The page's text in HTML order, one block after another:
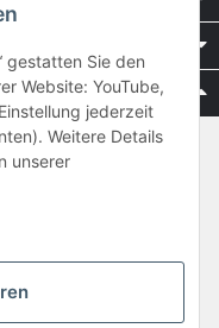
gestatten Sie den
Website: YouTube,
jederzeit
Weitere Details
unserer